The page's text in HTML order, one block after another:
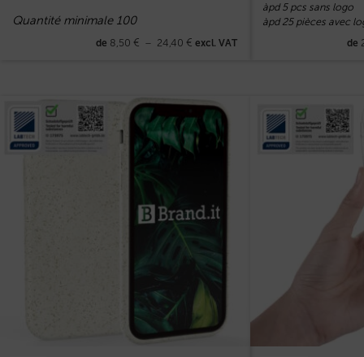
Quantité minimale 100
de 8,50 € – 24,40 € excl. VAT
àpd 5 pcs sans logo
àpd 25 pièces avec
de